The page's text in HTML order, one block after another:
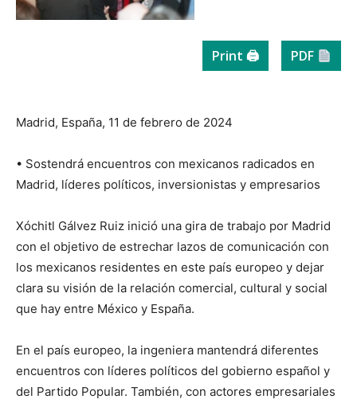
Print 🖨 PDF
Madrid, España, 11 de febrero de 2024
• Sostendrá encuentros con mexicanos radicados en
Madrid, líderes políticos, inversionistas y empresarios
Xóchitl Gálvez Ruiz inició una gira de trabajo por Madrid
con el objetivo de estrechar lazos de comunicación con
los mexicanos residentes en este país europeo y dejar
clara su visión de la relación comercial, cultural y social
que hay entre México y España.
En el país europeo, la ingeniera mantendrá diferentes
encuentros con líderes políticos del gobierno español y
del Partido Popular. También, con actores empresariales